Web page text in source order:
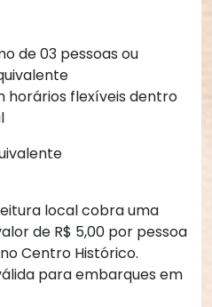
de 03 pessoas ou
horários flexíveis dentro
local cobra uma
de R$ 5,00 por pessoa
Centro Histórico.
para embarques em